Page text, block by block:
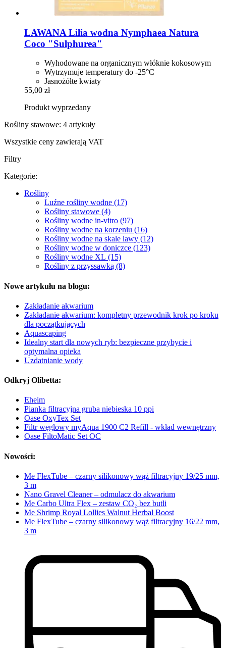
LAWANA Lilia wodna Nymphaea Natura
Coco "Sulphurea"
Wyhodowane na organicznym włóknie kokosowym
Wytrzymuje temperatury do -25°C
Jasnożółte kwiaty
55,00 zł
Produkt wyprzedany
Rośliny stawowe: 4 artykuły
Wszystkie ceny zawierają VAT
Filtry
Kategorie:
Rośliny
Luźne rośliny wodne (17)
Rośliny stawowe (4)
Rośliny wodne in-vitro (97)
Rośliny wodne na korzeniu (16)
Rośliny wodne na skale lawy (12)
Rośliny wodne w doniczce (123)
Rośliny wodne XL (15)
Rośliny z przyssawką (8)
Nowe artykułu na blogu:
Zakładanie akwarium
Zakładanie akwarium: kompletny przewodnik krok po kroku
dla początkujących
Aquascaping
Idealny start dla nowych ryb: bezpieczne przybycie i
optymalna opieka
Uzdatnianie wody
Odkryj Olibetta:
Eheim
Pianka filtracyjna gruba niebieska 10 ppi
Oase OxyTex Set
Filtr węglowy myAqua 1900 C2 Refill - wkład wewnętrzny
Oase FiltoMatic Set OC
Nowości:
Me FlexTube – czarny silikonowy wąż filtracyjny 19/25 mm,
3 m
Nano Gravel Cleaner – odmulacz do akwarium
Me Carbo Ultra Flex – zestaw CO₂ bez butli
Me Shrimp Royal Lollies Walnut Herbal Boost
Me FlexTube – czarny silikonowy wąż filtracyjny 16/22 mm,
3 m